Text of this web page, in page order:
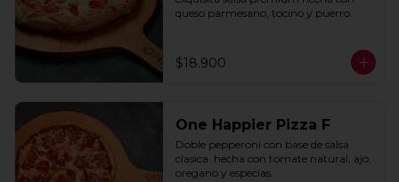
queso parmesano, tocino y puerro.
$18.900
One Happier Pizza F
Doble pepperoni con base de salsa
clasica  hecha con tomate natural, ajo,
oregano y especias.